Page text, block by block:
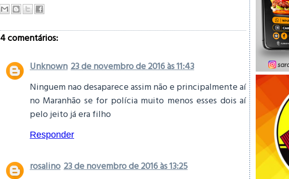
4 comentários:
Unknown 23 de novembro de 2016 às 11:43
Ninguem nao desaparece assim não e principalmente aí
no Maranhão se for polícia muito menos esses dois aí
pelo jeito já era filho
Responder
rosalino 23 de novembro de 2016 às 13:25